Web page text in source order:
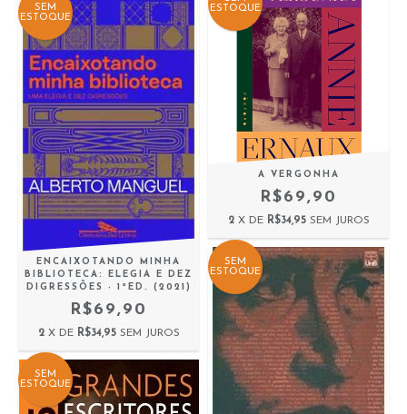
SEM
ESTOQUE
ENCAIXOTANDO MINHA
BIBLIOTECA: ELEGIA E DEZ
DIGRESSÕES - 1ªED. (2021)
R$69,90
2 X DE R$34,95 SEM JUROS
ESTOQUE
A VERGONHA
R$69,90
2 X DE R$34,95 SEM JUROS
SEM
ESTOQUE
SEM
ESTOQUE